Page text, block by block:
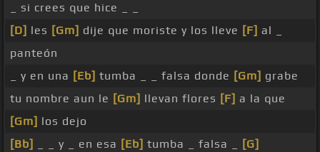
_ si crees que hice _ _
[D] les [Gm] dije que moriste y los lleve [F] al _
panteón
_ y en una [Eb] tumba _ _ falsa donde [Gm] grabe
tu nombre aun le [Gm] llevan flores [F] a la que
[Gm] los dejo
[Bb]
_ _ y _ en esa [Eb] tumba _ falsa _
[G]